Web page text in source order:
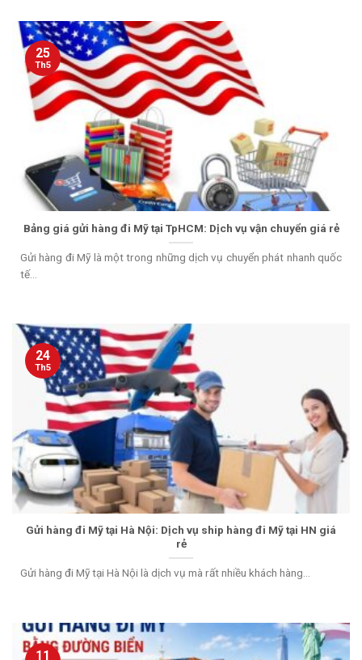
Bảng giá gửi hàng đi Mỹ tại TpHCM: Dịch vụ vận chuyển giá rẻ
Gửi hàng đi Mỹ là một trong những dịch vụ chuyển phát nhanh quốc
tế...
25
Th5
Gửi hàng đi Mỹ tại Hà Nội: Dịch vụ ship hàng đi Mỹ tại HN giá
rẻ
Gửi hàng đi Mỹ tại Hà Nội là dịch vụ mà rất nhiều khách hàng...
24
Th5
11